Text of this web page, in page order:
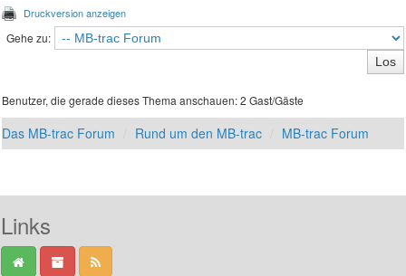
Druckversion anzeigen
Gehe zu:
Benutzer, die gerade dieses Thema anschauen: 2 Gast/Gäste
Das MB-trac Forum Rund um den MB-trac MB-trac Forum
Links